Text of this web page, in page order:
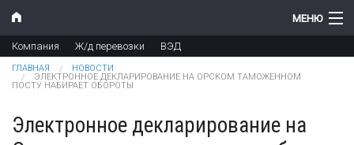
Перейти к основному содержанию
МЕНЮ
Компания
Новости
Продукты
Компания Ж/д перевозки ВЭД
Вы здесь
ГЛАВНАЯ
НОВОСТИ
ЭЛЕКТРОННОЕ ДЕКЛАРИРОВАНИЕ НА ОРСКОМ ТАМОЖЕННОМ
ПОСТУ НАБИРАЕТ ОБОРОТЫ
Электронное декларирование на